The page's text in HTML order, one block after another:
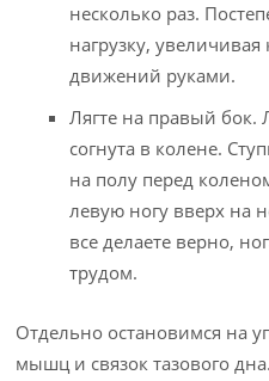
несколько раз.
нагрузку,
движений руками.
Лягте на правый бок.
согнута в колене.
на полу перед
левую ногу вверх на
все делаете верно,
трудом.
Отдельно остановимся на
мышц и связок тазового